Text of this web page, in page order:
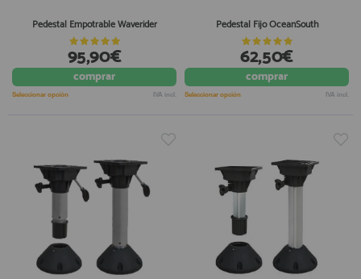
Pedestal Empotrable Waverider
95,90€
comprar
Seleccionar opción IVA incl.
Pedestal Fijo OceanSouth
62,50€
comprar
Seleccionar opción IVA incl.